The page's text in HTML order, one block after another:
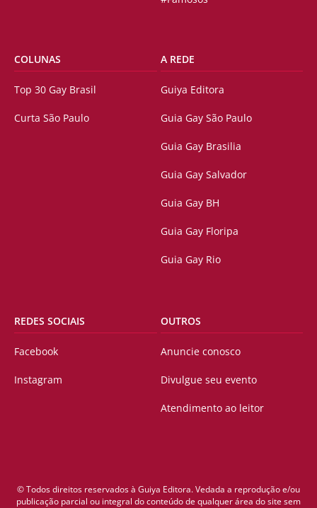
COLUNAS
Top 30 Gay Brasil
Curta São Paulo
A REDE
Guiya Editora
Guia Gay São Paulo
Guia Gay Brasilia
Guia Gay Salvador
Guia Gay BH
Guia Gay Floripa
Guia Gay Rio
REDES SOCIAIS
Facebook
Instagram
OUTROS
Anuncie conosco
Divulgue seu evento
Atendimento ao leitor
© Todos direitos reservados à Guiya Editora. Vedada a reprodução e/ou
publicação parcial ou integral do conteúdo de qualquer área do site sem